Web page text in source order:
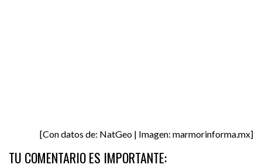
[Con datos de: NatGeo | Imagen: marmorinforma.mx]
TU COMENTARIO ES IMPORTANTE: